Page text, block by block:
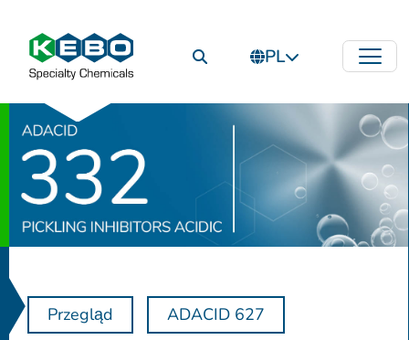
PL
Przegląd ADACID 627